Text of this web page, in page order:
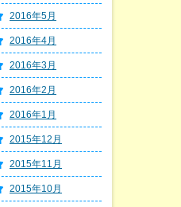
2016年5月
2016年4月
2016年3月
2016年2月
2016年1月
2015年12月
2015年11月
2015年10月